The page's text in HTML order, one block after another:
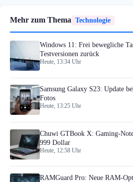
Mehr zum Thema Technologie
Windows 11: Frei bewegliche
Testversionen zurück
Heute, 13:34 Uhr
Samsung Galaxy S23: Update
Fotos
Heute, 13:25 Uhr
Chuwi GTBook X: Gaming-
999 Dollar
Heute, 12:58 Uhr
RAMGuard Pro: Neue RAM-